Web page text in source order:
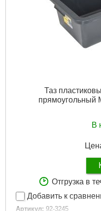
Таз
прямоугольный
В
Отгрузка в
Добавить к
Артикул: 92-3245